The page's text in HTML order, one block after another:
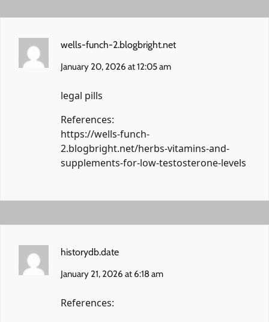
wells-funch-2.blogbright.net
January 20, 2026 at 12:05 am
legal pills
References:
https://wells-funch-
2.blogbright.net/herbs-vitamins-and-
supplements-for-low-testosterone-levels
historydb.date
January 21, 2026 at 6:18 am
References: